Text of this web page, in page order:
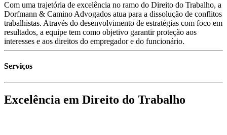
Com uma trajetória de excelência no ramo do Direito do Trabalho, a
Dorfmann & Camino Advogados atua para a dissolução de conflitos
trabalhistas. Através do desenvolvimento de estratégias com foco em
resultados, a equipe tem como objetivo garantir proteção aos
interesses e aos direitos do empregador e do funcionário.
Serviços
Excelência em Direito do Trabalho